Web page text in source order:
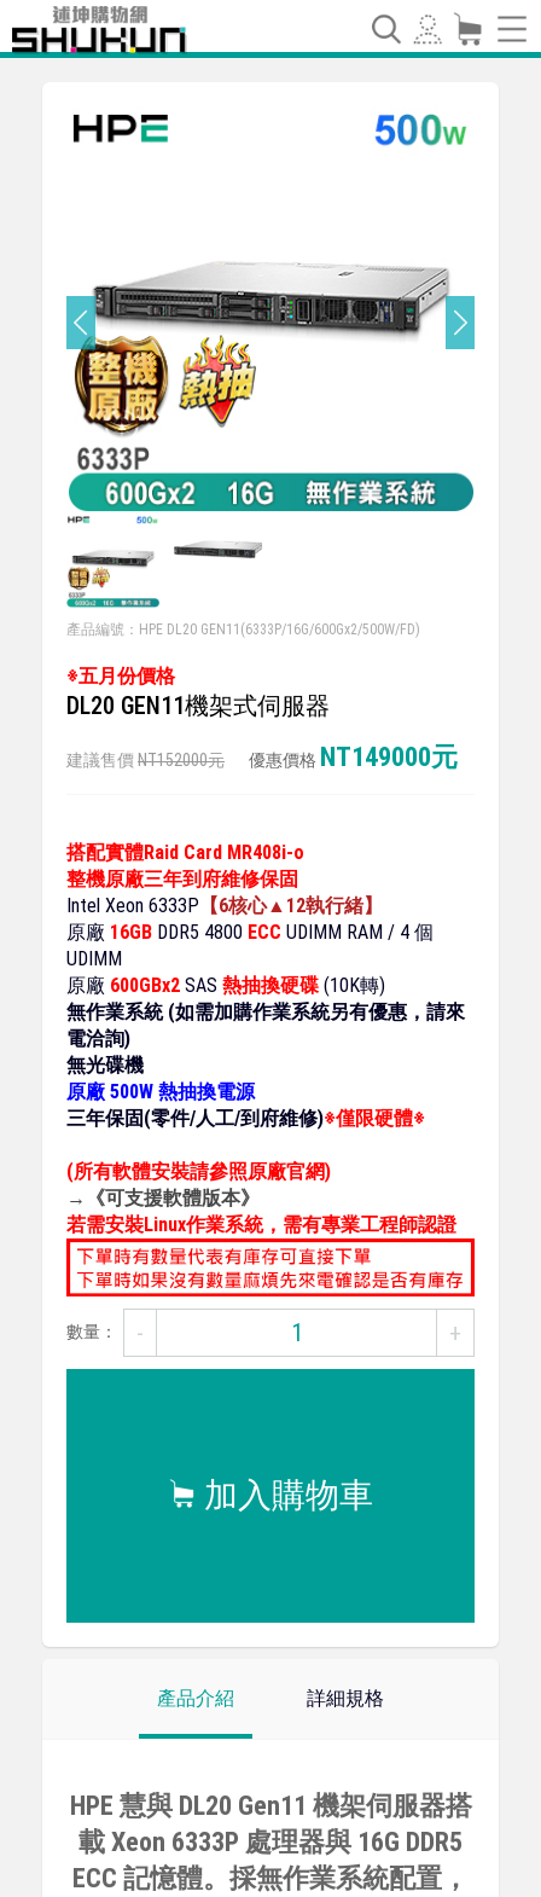
產品編號：HPE DL20 GEN11(6333P/16G/600Gx2/500W/FD)
※五月份價格
DL20 GEN11機架式伺服器
建議售價 NT152000元 優惠價格 NT149000元
搭配實體Raid Card MR408i-o
整機原廠三年到府維修保固
Intel Xeon 6333P 【6核心▲12執行緒】
原廠 16GB DDR5 4800 ECC UDIMM RAM / 4 個
UDIMM
原廠 600GBx2 SAS 熱抽換硬碟 (10K轉)
無作業系統 (如需加購作業系統另有優惠，請來
電洽詢)
無光碟機
原廠 500W 熱抽換電源
三年保固(零件/人工/到府維修)※僅限硬體※
(所有軟體安裝請參照原廠官網)
→《可支援軟體版本》
若需安裝Linux作業系統，需有專業工程師認證
數量： - +
加入購物車
產品介紹 詳細規格
HPE 慧與 DL20 Gen11 機架伺服器搭
載 Xeon 6333P 處理器與 16G DDR5
ECC 記憶體。採無作業系統配置，